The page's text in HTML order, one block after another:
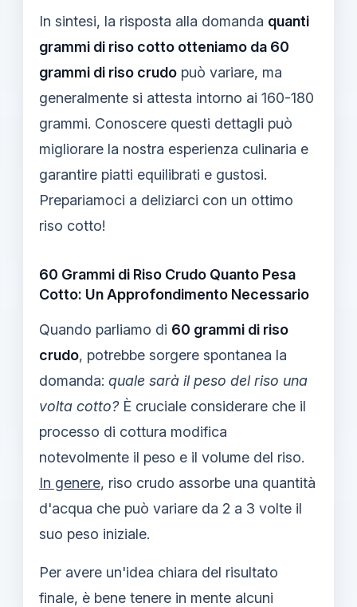
In sintesi, la risposta alla domanda quanti
grammi di riso cotto otteniamo da 60
grammi di riso crudo può variare, ma
generalmente si attesta intorno ai 160-180
grammi. Conoscere questi dettagli può
migliorare la nostra esperienza culinaria e
garantire piatti equilibrati e gustosi.
Prepariamoci a deliziarci con un ottimo
riso cotto!
60 Grammi di Riso Crudo Quanto Pesa
Cotto: Un Approfondimento Necessario
Quando parliamo di 60 grammi di riso
crudo, potrebbe sorgere spontanea la
domanda: quale sarà il peso del riso una
volta cotto?È cruciale considerare che il
processo di cottura modifica
notevolmente il peso e il volume del riso.
In genere, riso crudo assorbe una quantità
d'acqua che può variare da 2 a 3 volte il
suo peso iniziale.
Per avere un'idea chiara del risultato
finale, è bene tenere in mente alcuni